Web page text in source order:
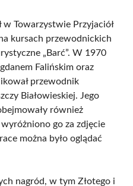
w Towarzystwie Przyjaciół
kursach przewodnickich
„Barć”. W 1970
Falińskim oraz
przewodnik
Białowieskiej. Jego
również
go za zdjęcie
można było oglądać
nagród, w tym Złotego i